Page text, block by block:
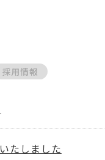
採用情報
たしました